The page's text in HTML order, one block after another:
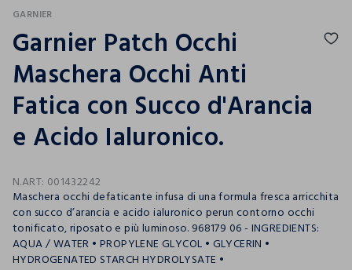
GARNIER
Garnier Patch Occhi
Maschera Occhi Anti
Fatica con Succo d'Arancia
e Acido Ialuronico.
N.ART: 001432242
Maschera occhi defaticante infusa di una formula fresca arricchita
con succo d’arancia e acido ialuronico perun contorno occhi
tonificato, riposato e più luminoso. 968179 06 - INGREDIENTS:
AQUA / WATER • PROPYLENE GLYCOL • GLYCERIN •
HYDROGENATED STARCH HYDROLYSATE •